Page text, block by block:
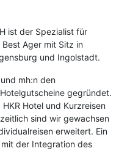
ist der Spezialist für
Ager mit Sitz in
und Ingolstadt.
mh:n den
gegründet.
Hotel und Kurzreisen
sind wir gewachsen
erweitert. Ein
der Integration des